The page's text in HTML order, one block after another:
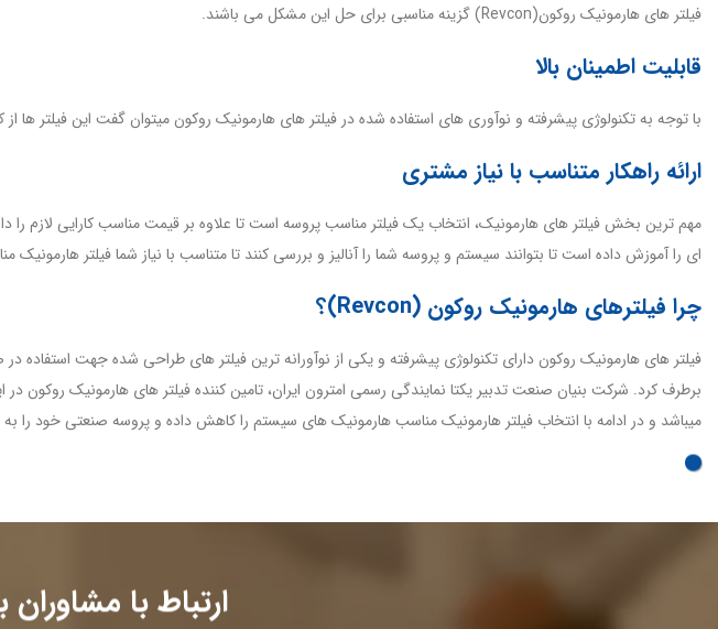
فیلتر های هارمونیک روکون(Revcon) گزینه مناسبی برای حل این مشکل می باشند.
قابلیت اطمینان بالا
با توجه به تکنولوژی پیشرفته و نوآوری های استفاده شده در فیلتر های هارمونیک روکون میتوان گفت این فیلتر ها
ارائه راهکار متناسب با نیاز مشتری
مهم ترین بخش فیلتر های هارمونیک، انتخاب یک فیلتر مناسب پروسه است تا علاوه بر قیمت مناسب کارایی لازم
ای را آموزش داده است تا بتوانند سیستم و پروسه شما را آنالیز و بررسی کنند تا متناسب با نیاز شما فیلتر هارمونیک
چرا فیلترهای هارمونیک روکون (Revcon)؟
فیلتر های هارمونیک روکون دارای تکنولوژی پیشرفته و یکی از نوآورانه ترین فیلتر های طراحی شده جهت استفاده
برطرف کرد. شرکت بنیان صنعت تدبیر یکتا نمایندگی رسمی امترون ایران، تامین کننده فیلتر های هارمونیک روکون
میباشد و در ادامه با انتخاب فیلتر هارمونیک مناسب هارمونیک های سیستم را کاهش داده و پروسه صنعتی خود را
ارتباط با